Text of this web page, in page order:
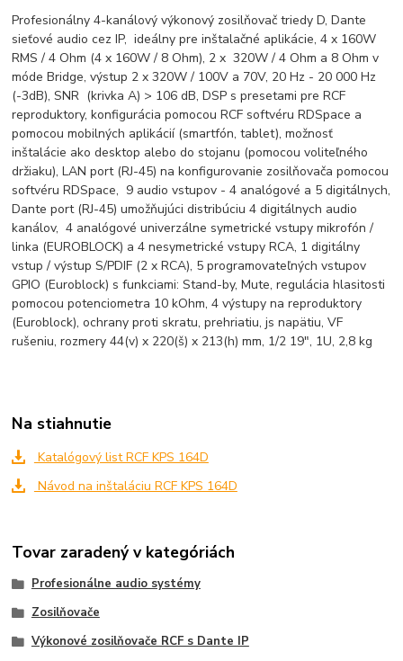
Profesionálny 4-kanálový výkonový zosilňovač triedy D, Dante
sieťové audio cez IP, ideálny pre inštalačné aplikácie, 4 x 160W
RMS / 4 Ohm (4 x 160W / 8 Ohm), 2 x 320W / 4 Ohm a 8 Ohm v
móde Bridge, výstup 2 x 320W / 100V a 70V, 20 Hz - 20 000 Hz
(-3dB), SNR (krivka A) > 106 dB, DSP s presetami pre RCF
reproduktory, konfigurácia pomocou RCF softvéru RDSpace a
pomocou mobilných aplikácií (smartfón, tablet), možnosť
inštalácie ako desktop alebo do stojanu (pomocou voliteľného
držiaku), LAN port (RJ-45) na konfigurovanie zosilňovača pomocou
softvéru RDSpace, 9 audio vstupov - 4 analógové a 5 digitálnych,
Dante port (RJ-45) umožňujúci distribúciu 4 digitálnych audio
kanálov, 4 analógové univerzálne symetrické vstupy mikrofón /
linka (EUROBLOCK) a 4 nesymetrické vstupy RCA, 1 digitálny
vstup / výstup S/PDIF (2 x RCA), 5 programovateľných vstupov
GPIO (Euroblock) s funkciami: Stand-by, Mute, regulácia hlasitosti
pomocou potenciometra 10 kOhm, 4 výstupy na reproduktory
(Euroblock), ochrany proti skratu, prehriatiu, js napätiu, VF
rušeniu, rozmery 44(v) x 220(š) x 213(h) mm, 1/2 19", 1U, 2,8 kg
Na stiahnutie
Katalógový list RCF KPS 164D
Návod na inštaláciu RCF KPS 164D
Tovar zaradený v kategóriách
Profesionálne audio systémy
Zosilňovače
Výkonové zosilňovače RCF s Dante IP